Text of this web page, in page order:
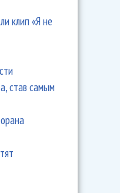
клип «Я не
став самым